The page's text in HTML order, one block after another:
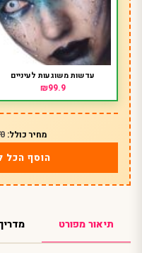
עדשות משוגעות לעיניים
₪99.9
מחיר כולל:
הוסף הכל
תיאור מפורט